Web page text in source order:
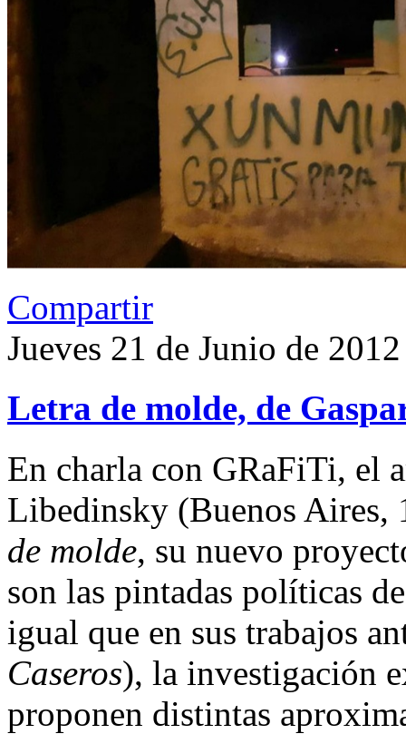
Compartir
Jueves 21 de Junio de 2012
Letra de molde, de
En charla con GRaFiTi, el
Libedinsky (Buenos Aires,
de molde, su nuevo
son las pintadas políticas
igual que en sus trabajos
Caseros), la investigación
proponen distintas